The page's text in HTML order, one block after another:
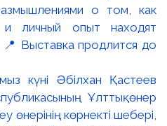
о том, как
и личный опыт находят
Выставка продлится до